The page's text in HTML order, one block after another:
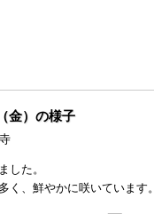
金）の様子
した。
く、鮮やかに咲いています。